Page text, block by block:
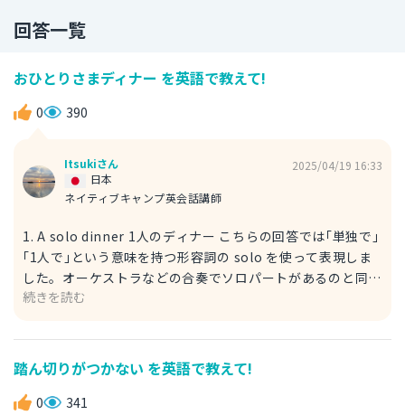
回答一覧
おひとりさまディナー を英語で教えて!
0 390
Itsukiさん
ネイティブキャンプ英会話講師
日本
2025/04/19 16:33
1. A solo dinner 1人のディナー こちらの回答では｢単独で｣
｢1人で｣という意味を持つ形容詞の solo を使って表現しま
した。オーケストラなどの合奏でソロパートがあるのと同じ
意味の solo です。イタリア語由来の単語です。 例文 A
ない。 2. Dinner alone 1人のディナー こちらの回答では1
の回答と同じく「1人で」という意味をもつaloneを使って
表現しました。1よりカジュアルな響きがある表現となりま
す。 例文 I went to the concert alone. 私は1人でそのコ
続きを読む
踏ん切りがつかない を英語で教えて!
0 341